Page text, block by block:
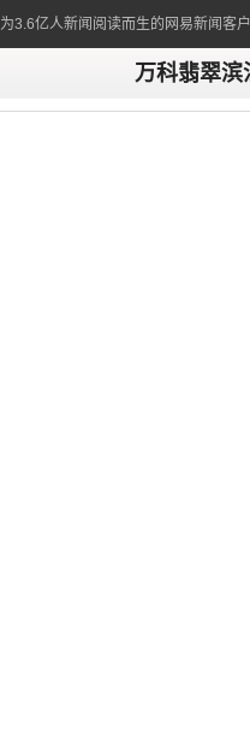
为3.6亿人新闻阅读而生的网易新闻客
万科翡翠滨